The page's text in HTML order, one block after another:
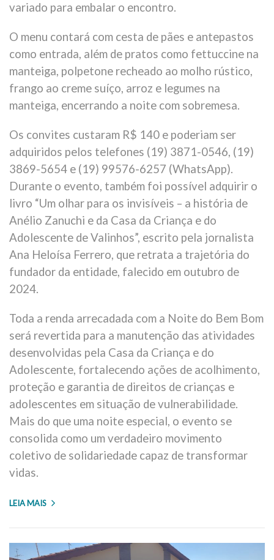
variado para embalar o encontro.
O menu contará com cesta de pães e antepastos
como entrada, além de pratos como fettuccine na
manteiga, polpetone recheado ao molho rústico,
frango ao creme suíço, arroz e legumes na
manteiga, encerrando a noite com sobremesa.
Os convites custaram R$ 140 e poderiam ser
adquiridos pelos telefones (19) 3871-0546, (19)
3869-5654 e (19) 99576-6257 (WhatsApp).
Durante o evento, também foi possível adquirir o
livro “Um olhar para os invisíveis – a história de
Anélio Zanuchi e da Casa da Criança e do
Adolescente de Valinhos”, escrito pela jornalista
Ana Heloísa Ferrero, que retrata a trajetória do
fundador da entidade, falecido em outubro de
2024.
Toda a renda arrecadada com a Noite do Bem Bom
será revertida para a manutenção das atividades
desenvolvidas pela Casa da Criança e do
Adolescente, fortalecendo ações de acolhimento,
proteção e garantia de direitos de crianças e
adolescentes em situação de vulnerabilidade.
Mais do que uma noite especial, o evento se
consolida como um verdadeiro movimento
coletivo de solidariedade capaz de transformar
vidas.
LEIA MAIS